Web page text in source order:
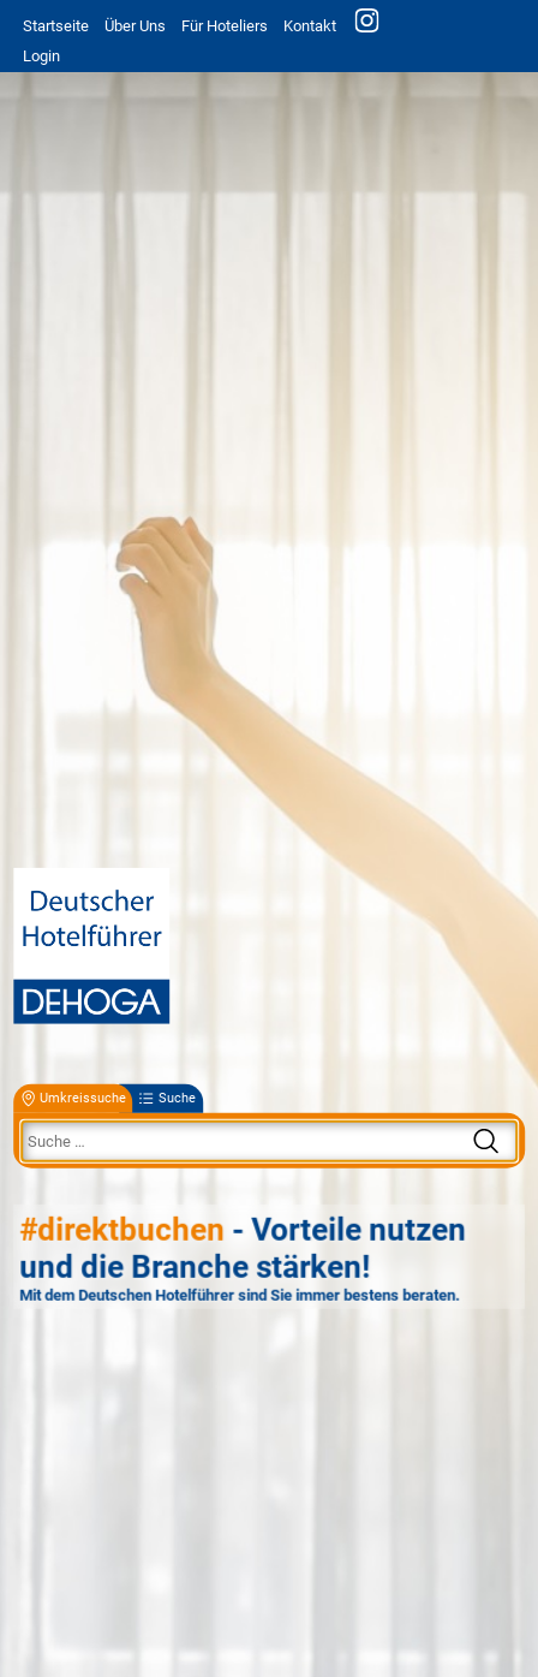
Startseite Über Uns Für Hoteliers
Kontakt
Login
Umkreissuche Suche
#direktbuchen - Vorteile nutzen
und die Branche stärken!
Mit dem Deutschen Hotelführer sind Sie immer bestens beraten.